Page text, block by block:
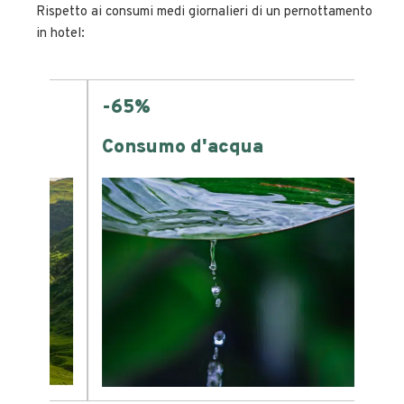
Rispetto ai consumi medi giornalieri di un pernottamento
in hotel:
-65%
Consumo d'acqua